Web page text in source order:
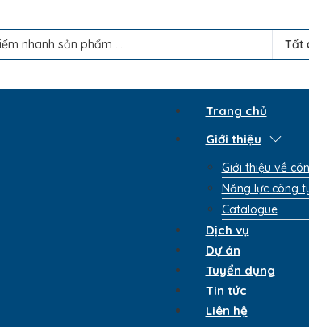
Tất
Trang chủ
Giới thiệu
Giới thiệu về
Năng lực công
Catalogue
Dịch vụ
Dự án
Tuyển dụng
Tin tức
Liên hệ